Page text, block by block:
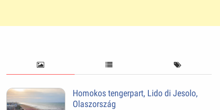
Homokos tengerpart, Lido di Jesolo,
Olaszország